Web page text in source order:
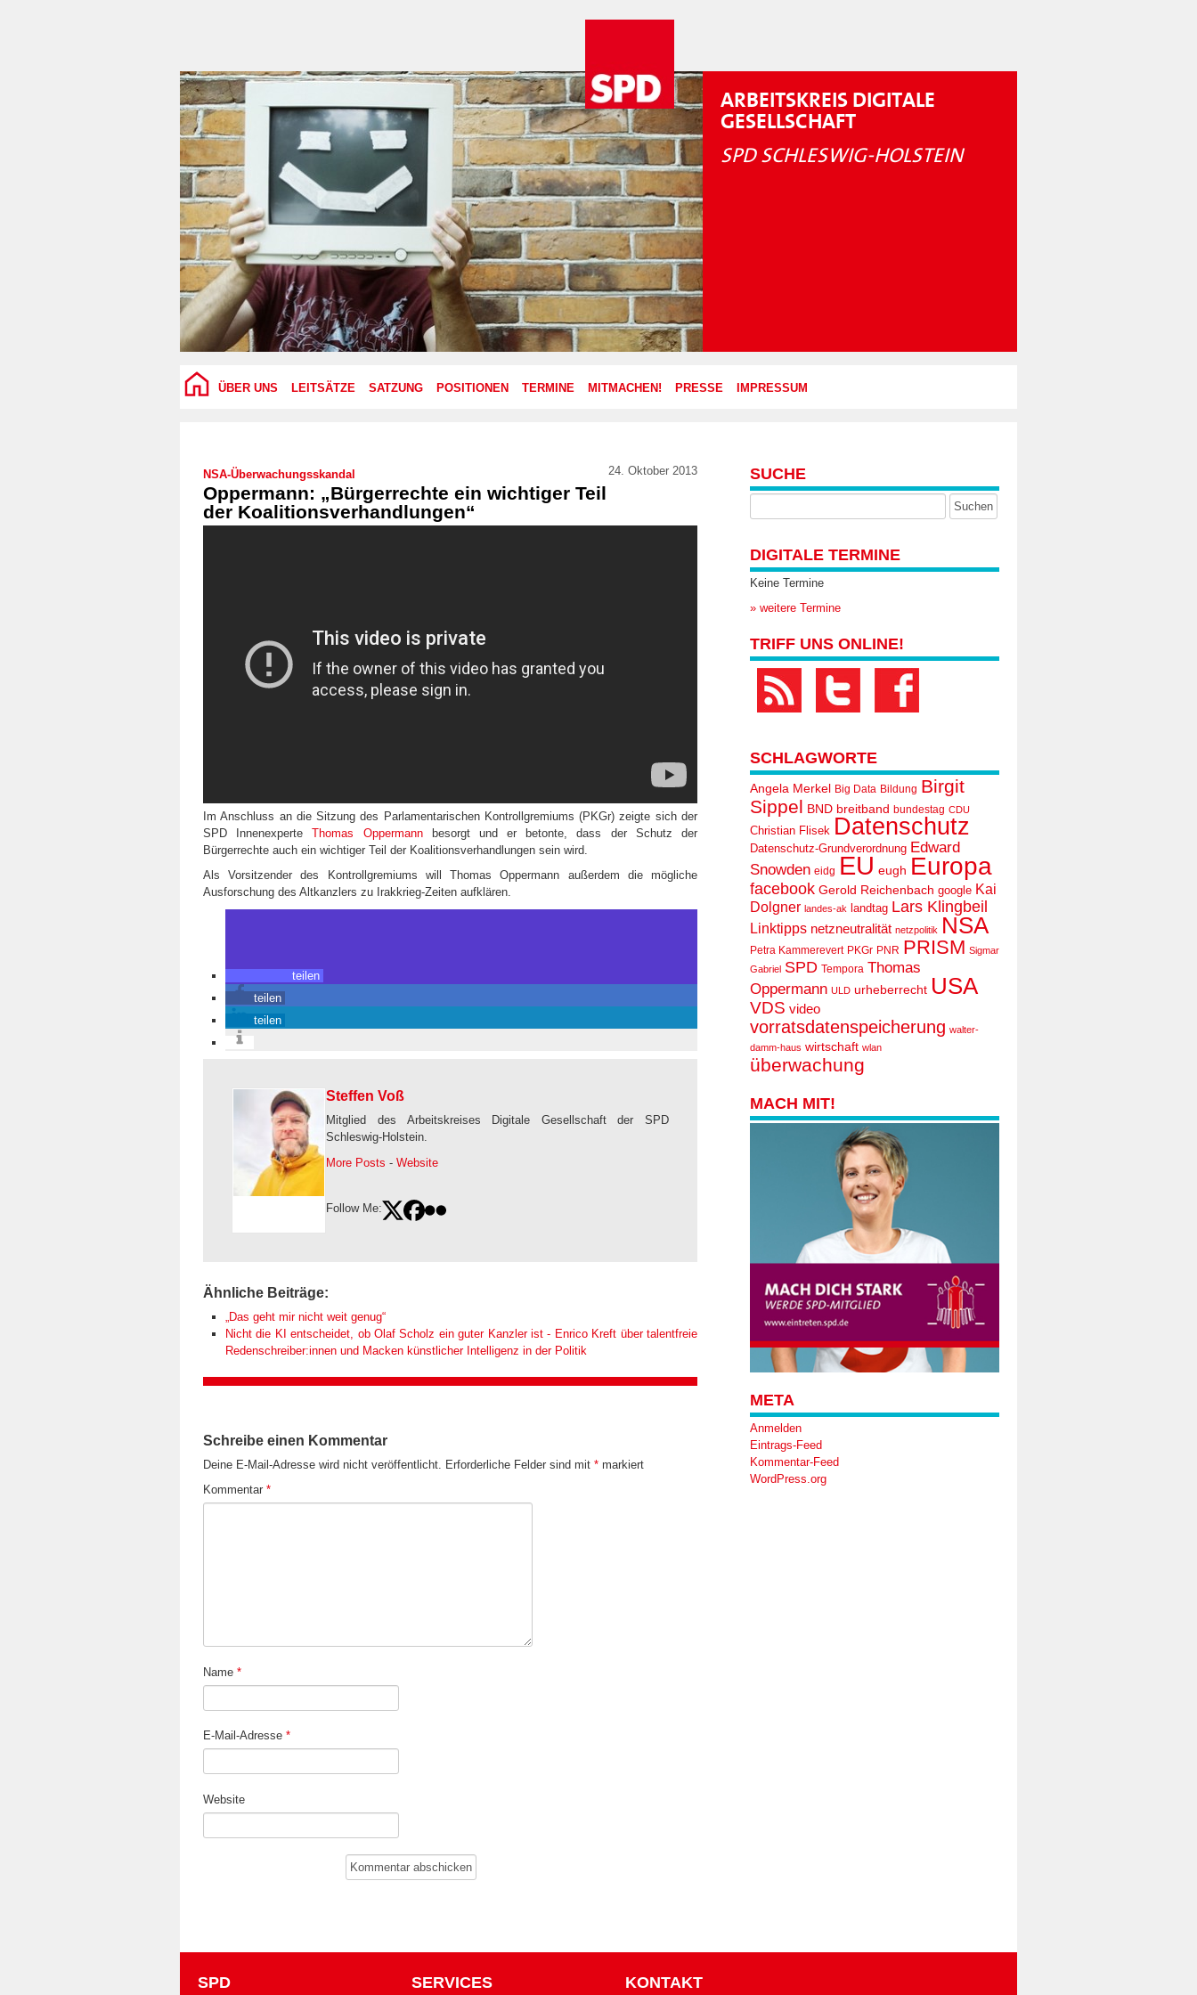
ARBEITSKREIS DIGITALE
GESELLSCHAFT
SPD SCHLESWIG-HOLSTEIN
ÜBER UNS LEITSÄTZE SATZUNG POSITIONEN TERMINE MITMACHEN! PRESSE IMPRESSUM
24. Oktober 2013
NSA-Überwachungsskandal
Oppermann: „Bürgerrechte ein wichtiger Teil
der Koalitionsverhandlungen“
Im Anschluss an die Sitzung des Parlamentarischen Kontrollgremiums (PKGr) zeigte sich der
SPD InnenexperteThomas Oppermannbesorgt und er betonte, dass der Schutz der
Bürgerrechte auch ein wichtiger Teil der Koalitionsverhandlungen sein wird.
Als Vorsitzender des Kontrollgremiums will Thomas Oppermann außerdem die mögliche
Ausforschung des Altkanzlers zu Irakkrieg-Zeiten aufklären.
teilen
teilen
teilen
Steffen Voß
Mitglied des Arbeitskreises Digitale Gesellschaft der SPD
Schleswig-Holstein.
More Posts -Website
Follow Me:
Ähnliche Beiträge:
„Das geht mir nicht weit genug“
Nicht die KI entscheidet, ob Olaf Scholz ein guter Kanzler ist - Enrico Kreft über talentfreie
Redenschreiber:innen und Macken künstlicher Intelligenz in der Politik
Schreibe einen Kommentar
Deine E-Mail-Adresse wird nicht veröffentlicht. Erforderliche Felder sind mit * markiert
Kommentar *
Name *
E-Mail-Adresse *
Website
SUCHE
DIGITALE TERMINE
Keine Termine
» weitere Termine
TRIFF UNS ONLINE!
SCHLAGWORTE
Angela Merkel Big Data Bildung Birgit
Sippel BND breitband bundestag CDU
Christian Flisek Datenschutz
Datenschutz-Grundverordnung Edward
Snowden eidg EU eugh Europa
facebook Gerold Reichenbach google Kai
Dolgner landes-ak landtag Lars Klingbeil
Linktipps netzneutralität netzpolitik NSA
Petra Kammerevert PKGr PNR PRISM Sigmar
Gabriel SPD Tempora Thomas
Oppermann ULD urheberrecht USA
VDS video
vorratsdatenspeicherung walter-
damm-haus wirtschaft wlan
überwachung
MACH MIT!
META
Anmelden
Eintrags-Feed
Kommentar-Feed
WordPress.org
SPD SERVICES KONTAKT